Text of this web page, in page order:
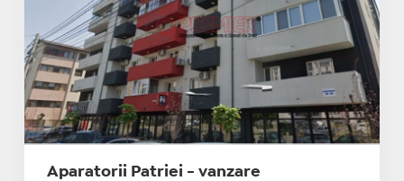
Aparatorii Patriei - vanzare